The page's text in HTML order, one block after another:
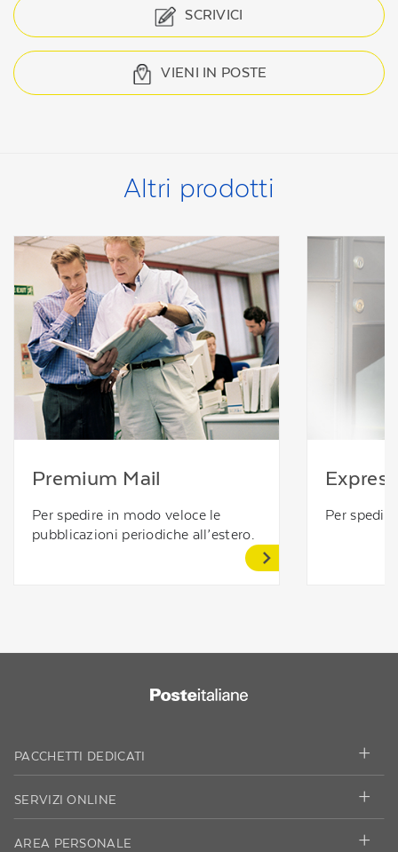
SCRIVICI
VIENI IN POSTE
Altri prodotti
Premium Mail
Per spedire in modo veloce le
pubblicazioni periodiche all’estero.
Per
PACCHETTI DEDICATI
SERVIZI ONLINE
AREA PERSONALE